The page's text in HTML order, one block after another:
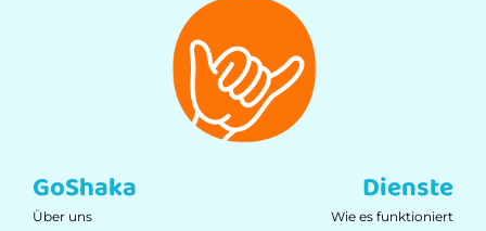
GoShaka
Über uns
Dienste
Wie es funktioniert